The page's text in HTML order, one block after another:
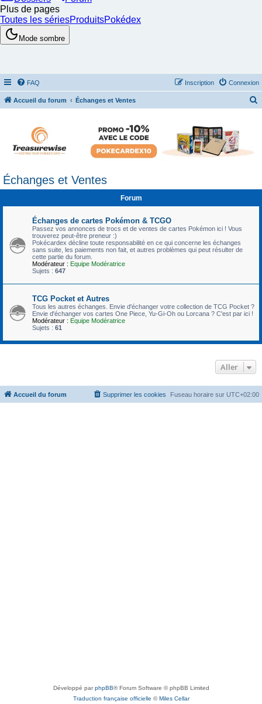
FAQ Connexion
Inscription
Accueil du forum Échanges et Ventes
Échanges et Ventes
Forum
Échanges de cartes Pokémon & TCGO
Passez vos annonces de trocs et de ventes de cartes Pokémon ici ! Vous
trouverez peut-être preneur :)
Pokécardex décline toute responsabilité en ce qui concerne les échanges
sans suite, les paiements non fait, et autres problèmes qui peut résulter de
cette partie du forum.
Modérateur : Equipe Modératrice
Sujets : 647
TCG Pocket et Autres
Tous les autres échanges. Envie d'échanger votre collection de TCG Pocket ?
Envie d'échanger vos cartes One Piece, Yu-Gi-Oh ou Lorcana ? C'est par ici !
Modérateur : Equipe Modératrice
Sujets : 61
Aller
Accueil du forum Fuseau horaire sur UTC+02:00
Supprimer les cookies
Développé parphpBB® Forum Software © phpBB Limited
Traduction française officielle ©Miles Cellar